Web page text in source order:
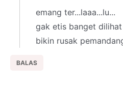
emang ter...laaa...lu...
gak etis banget
bikin rusak
BALAS